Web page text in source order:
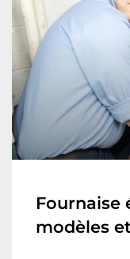
Fournaise
modèles